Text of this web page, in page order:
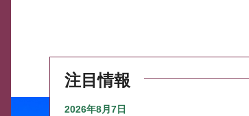
注目情報
2026年8月7日